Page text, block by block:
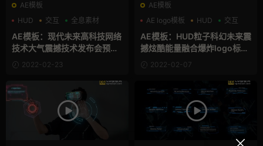
AE模板
HUD
交互 全息素材
AE模板：现代未来高科技网络
技术大气震撼技术发布会预告
动画AE模板 Cyber Technolo
gy Trailer
2022-02-23
AE模板
AE logo模板
HUD 交互
AE模板：HUD粒子科幻未来震
撼炫酷能量融合爆炸logo标志
模板 Energy Fusion Logo Re
veal
2022-02-07